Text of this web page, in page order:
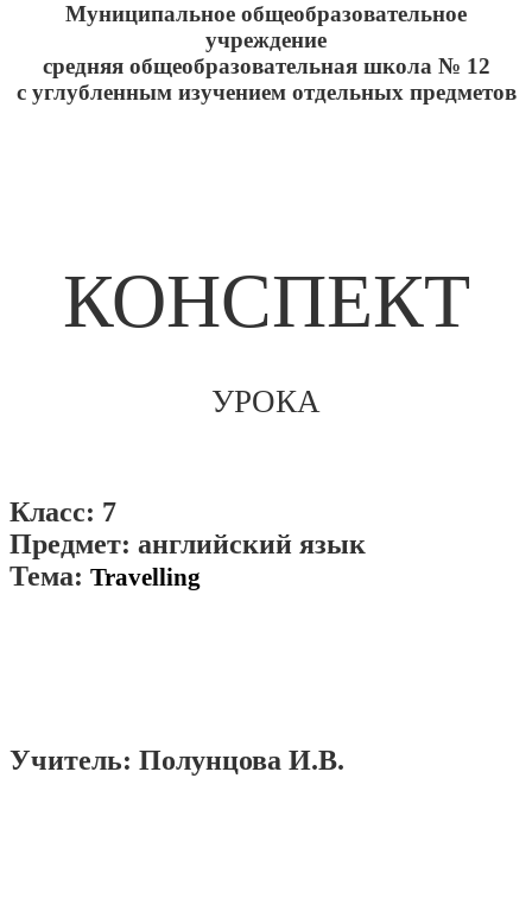
Муниципальное общеобразовательное
учреждение
средняя общеобразовательная школа № 12
с углубленным изучением отдельных предметов
КОНСПЕКТ
УРОКА
Класс: 7
Предмет: английский язык
Тема: Travelling
Учитель: Полунцова И.В.